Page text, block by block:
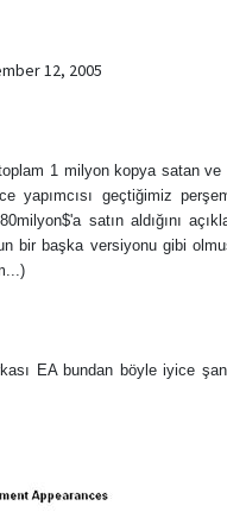
12, 2005
1 milyon kopya satan ve
yapımcısı geçtiğimiz
satın aldığını
bir başka versiyonu gibi
EA bundan böyle iyice